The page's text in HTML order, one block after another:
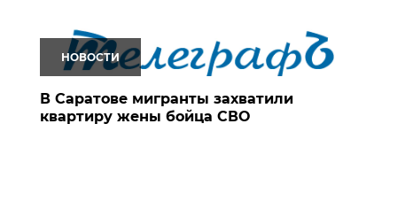
НОВОСТИ
В Саратове мигранты захватили
квартиру жены бойца СВО